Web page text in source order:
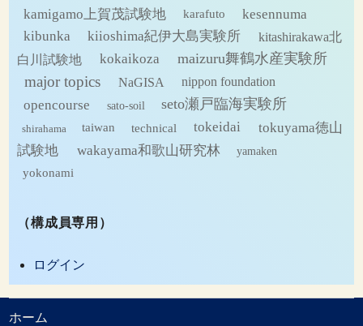
kamigamo上賀茂試験地 karafuto
kesennuma
kibunka
kiioshima紀伊大島実験所
kitashirakawa北
白川試験地
kokaikoza maizuru舞鶴水産実験所
major topics NaGISA nippon foundation
opencourse sato-soil seto瀬戸臨海実験所
shirahama taiwan technical tokeidai
tokuyama徳山
試験地
wakayama和歌山研究林
yamaken
yokonami
（構成員専用）
ログイン
ホーム